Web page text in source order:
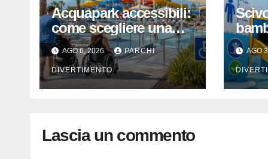
Acquapark accessibili:
come scegliere una
struttura con
passeggino o sedia a
rotelle
AGO 6, 2026 PARCHI
DIVERTIMENTO
AGO
Lascia un commento